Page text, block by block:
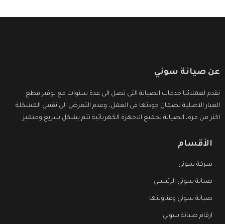
عن صيانة سوني
نقدم لعملائنا خدمات الصيانة التى تصل الى عدة سنوات مع توفير قطع
الغيار الاصلية لضمان جودتها فى العمل، وعدم التعرض الى نفس المشكلة
اكثر من مرة، الصيانة لجميع الاجهزة الكهربائية تتم بشكل سريع ومتميز.
الأقسام
شركة سوني
صيانة سوني الرئيسي
صيانة سوني وعناوينها
ارقام صيانة سوني